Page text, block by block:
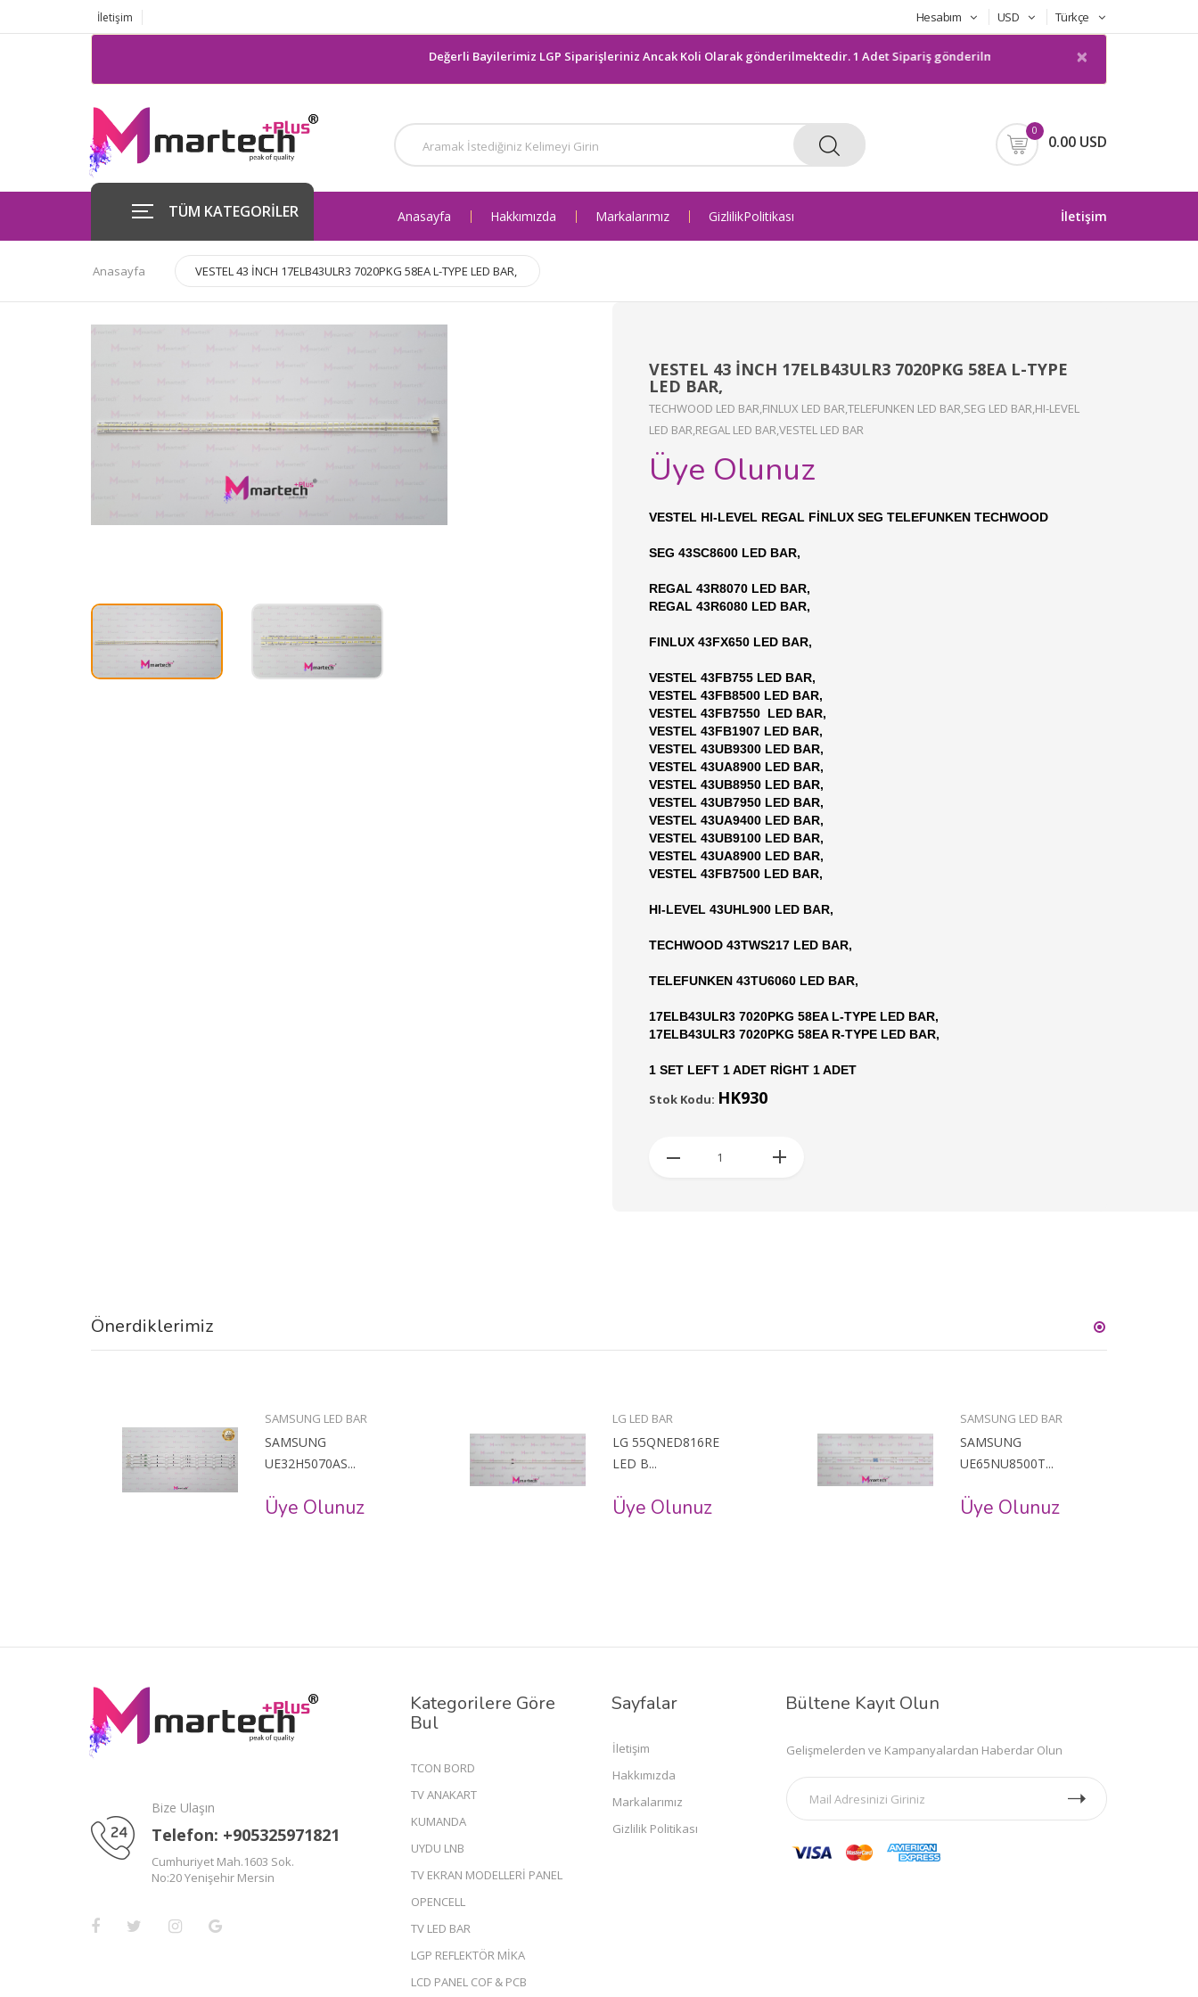
İletişim Hesabım USD Türkçe
×
Değerli Bayilerimiz LGP Siparişleriniz Ancak Koli Olarak gönderilmektedir. 1 Adet Sipariş gönderilmeyecektir. Bilgilerinize sunarım
0
0.00 USD
TÜM KATEGORİLER Anasayfa Hakkımızda Markalarımız Gizlilik Politikası İletişim
Anasayfa VESTEL 43 İNCH 17ELB43ULR3 7020PKG 58EA L-TYPE LED BAR,
VESTEL 43 İNCH 17ELB43ULR3 7020PKG 58EA L-TYPE
LED BAR,
TECHWOOD LED BAR,FINLUX LED BAR,TELEFUNKEN LED BAR,SEG LED BAR,HI-LEVEL
LED BAR,REGAL LED BAR,VESTEL LED BAR
Üye Olunuz
VESTEL HI-LEVEL REGAL FİNLUX SEG TELEFUNKEN TECHWOOD
SEG 43SC8600 LED BAR,
REGAL 43R8070 LED BAR,
REGAL 43R6080 LED BAR,
FINLUX 43FX650 LED BAR,
VESTEL 43FB755 LED BAR,
VESTEL 43FB8500 LED BAR,
VESTEL 43FB7550 LED BAR,
VESTEL 43FB1907 LED BAR,
VESTEL 43UB9300 LED BAR,
VESTEL 43UA8900 LED BAR,
VESTEL 43UB8950 LED BAR,
VESTEL 43UB7950 LED BAR,
VESTEL 43UA9400 LED BAR,
VESTEL 43UB9100 LED BAR,
VESTEL 43UA8900 LED BAR,
VESTEL 43FB7500 LED BAR,
HI-LEVEL 43UHL900 LED BAR,
TECHWOOD 43TWS217 LED BAR,
TELEFUNKEN 43TU6060 LED BAR,
17ELB43ULR3 7020PKG 58EA L-TYPE LED BAR,
17ELB43ULR3 7020PKG 58EA R-TYPE LED BAR,
1 SET LEFT 1 ADET RİGHT 1 ADET
Stok Kodu: HK930
Önerdiklerimiz
SAMSUNG LED BAR
SAMSUNG
UE32H5070AS...
Üye Olunuz
LG LED BAR
LG 55QNED816RE
LED B...
Üye Olunuz
SAMSUNG LED BAR
SAMSUNG
UE65NU8500T...
Üye Olunuz
Bize Ulaşın
Telefon: +905325971821
Cumhuriyet Mah.1603 Sok.
No:20 Yenişehir Mersin
Kategorilere Göre
Bul
TCON BORD
TV ANAKART
KUMANDA
UYDU LNB
TV EKRAN MODELLERİ PANEL
OPENCELL
TV LED BAR
LGP REFLEKTÖR MİKA
LCD PANEL COF & PCB
Sayfalar
İletişim
Hakkımızda
Markalarımız
Gizlilik Politikası
Bültene Kayıt Olun
Gelişmelerden ve Kampanyalardan Haberdar Olun